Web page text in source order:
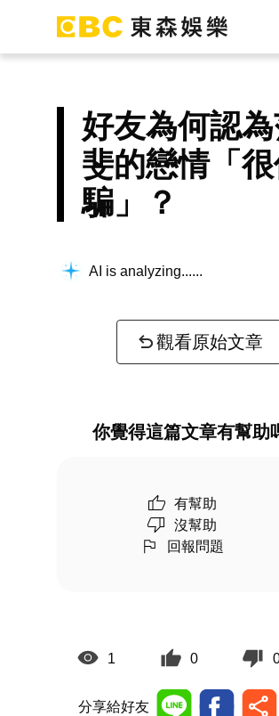
好友為何認
斐的戀情「
騙」？
AI is analyzing...
觀看原始文章
你覺得這篇文章有幫助
有幫助
沒幫助
回報問題
1 0
分享給好友